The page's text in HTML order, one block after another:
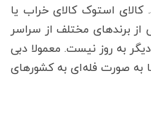
استوک کالای خراب یا
برندهای مختلف از سراسر
به روز نیست. معمولا دبی
به صورت فله‌ای به کشورهای